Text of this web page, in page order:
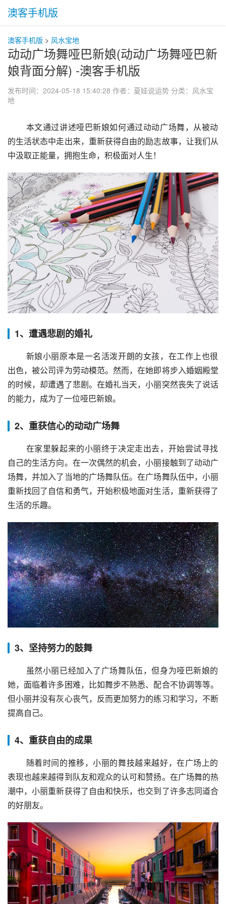
澳客手机版
澳客手机版 > 风水宝地
动动广场舞哑巴新娘(动动广场舞哑巴新
娘背面分解) -澳客手机版
发布时间：2024-05-18 15:40:28 作者：夏娃说运势 分类： 风水宝
地
的生活状态中走出来，重新获得自由的励志故事，让我们从
中汲取正能量，拥抱生命，积极面对人生！
1、遭遇悲剧的婚礼
出色，被公司评为劳动模范。然而，在她即将步入婚姻殿堂
的时候，却遭遇了悲剧。在婚礼当天，小丽突然丧失了说话
的能力，成为了一位哑巴新娘。
2、重获信心的动动广场舞
自己的生活方向。在一次偶然的机会，小丽接触到了动动广
场舞，并加入了当地的广场舞队伍。在广场舞队伍中，小丽
重新找回了自信和勇气，开始积极地面对生活，重新获得了
生活的乐趣。
3、坚持努力的鼓舞
她，面临着许多困难，比如舞步不熟悉、配合不协调等等。
但小丽并没有灰心丧气，反而更加努力的练习和学习，不断
提高自己。
4、重获自由的成果
表现也越来越得到队友和观众的认可和赞扬。在广场舞的热
潮中，小丽重新获得了自由和快乐，也交到了许多志同道合
的好朋友。